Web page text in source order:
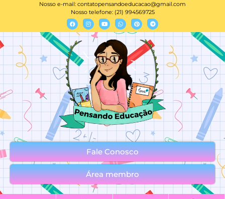
Nosso e-mail: contatopensandoeducacao@gmail.com
Nosso telefone: (21) 994569725
Fale Conosco
Área membro